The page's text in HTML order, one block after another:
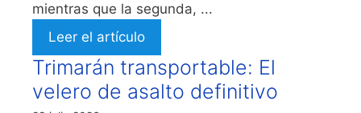
mientras que la segunda, ...
Leer el artículo
Trimarán transportable: El
velero de asalto definitivo